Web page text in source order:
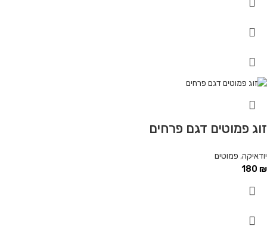
זוג פמוטים דגם פרחים
יודאיקה, פמוטים
180 ₪